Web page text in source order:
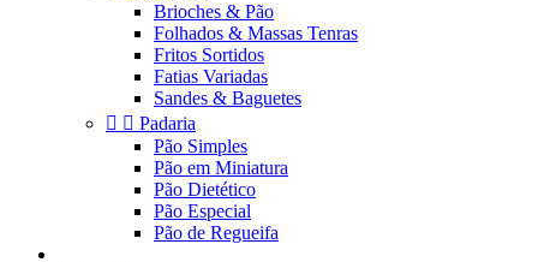
Brioches & Pão
Folhados & Massas Tenras
Fritos Sortidos
Fatias Variadas
Sandes & Baguetes
  Padaria
Pão Simples
Pão em Miniatura
Pão Dietético
Pão Especial
Pão de Regueifa